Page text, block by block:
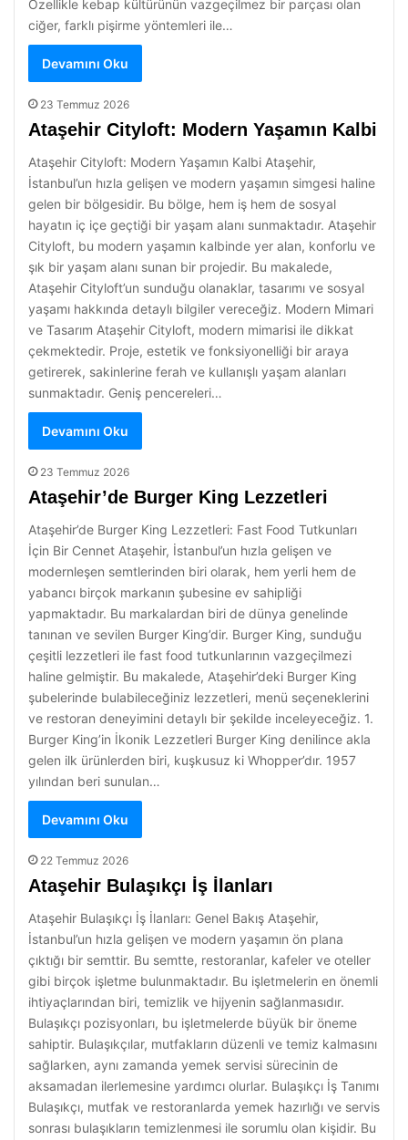
Özellikle kebap kültürünün vazgeçilmez bir parçası olan
ciğer, farklı pişirme yöntemleri ile…
Devamını Oku
23 Temmuz 2026
Ataşehir Cityloft: Modern Yaşamın Kalbi
Ataşehir Cityloft: Modern Yaşamın Kalbi Ataşehir,
İstanbul’un hızla gelişen ve modern yaşamın simgesi haline
gelen bir bölgesidir. Bu bölge, hem iş hem de sosyal
hayatın iç içe geçtiği bir yaşam alanı sunmaktadır. Ataşehir
Cityloft, bu modern yaşamın kalbinde yer alan, konforlu ve
şık bir yaşam alanı sunan bir projedir. Bu makalede,
Ataşehir Cityloft’un sunduğu olanaklar, tasarımı ve sosyal
yaşamı hakkında detaylı bilgiler vereceğiz. Modern Mimari
ve Tasarım Ataşehir Cityloft, modern mimarisi ile dikkat
çekmektedir. Proje, estetik ve fonksiyonelliği bir araya
getirerek, sakinlerine ferah ve kullanışlı yaşam alanları
sunmaktadır. Geniş pencereleri…
Devamını Oku
23 Temmuz 2026
Ataşehir’de Burger King Lezzetleri
Ataşehir’de Burger King Lezzetleri: Fast Food Tutkunları
İçin Bir Cennet Ataşehir, İstanbul’un hızla gelişen ve
modernleşen semtlerinden biri olarak, hem yerli hem de
yabancı birçok markanın şubesine ev sahipliği
yapmaktadır. Bu markalardan biri de dünya genelinde
tanınan ve sevilen Burger King’dir. Burger King, sunduğu
çeşitli lezzetleri ile fast food tutkunlarının vazgeçilmezi
haline gelmiştir. Bu makalede, Ataşehir’deki Burger King
şubelerinde bulabileceğiniz lezzetleri, menü seçeneklerini
ve restoran deneyimini detaylı bir şekilde inceleyeceğiz. 1.
Burger King’in İkonik Lezzetleri Burger King denilince akla
gelen ilk ürünlerden biri, kuşkusuz ki Whopper’dır. 1957
yılından beri sunulan…
Devamını Oku
22 Temmuz 2026
Ataşehir Bulaşıkçı İş İlanları
Ataşehir Bulaşıkçı İş İlanları: Genel Bakış Ataşehir,
İstanbul’un hızla gelişen ve modern yaşamın ön plana
çıktığı bir semttir. Bu semtte, restoranlar, kafeler ve oteller
gibi birçok işletme bulunmaktadır. Bu işletmelerin en önemli
ihtiyaçlarından biri, temizlik ve hijyenin sağlanmasıdır.
Bulaşıkçı pozisyonları, bu işletmelerde büyük bir öneme
sahiptir. Bulaşıkçılar, mutfakların düzenli ve temiz kalmasını
sağlarken, aynı zamanda yemek servisi sürecinin de
aksamadan ilerlemesine yardımcı olurlar. Bulaşıkçı İş Tanımı
Bulaşıkçı, mutfak ve restoranlarda yemek hazırlığı ve servis
sonrası bulaşıkların temizlenmesi ile sorumlu olan kişidir. Bu